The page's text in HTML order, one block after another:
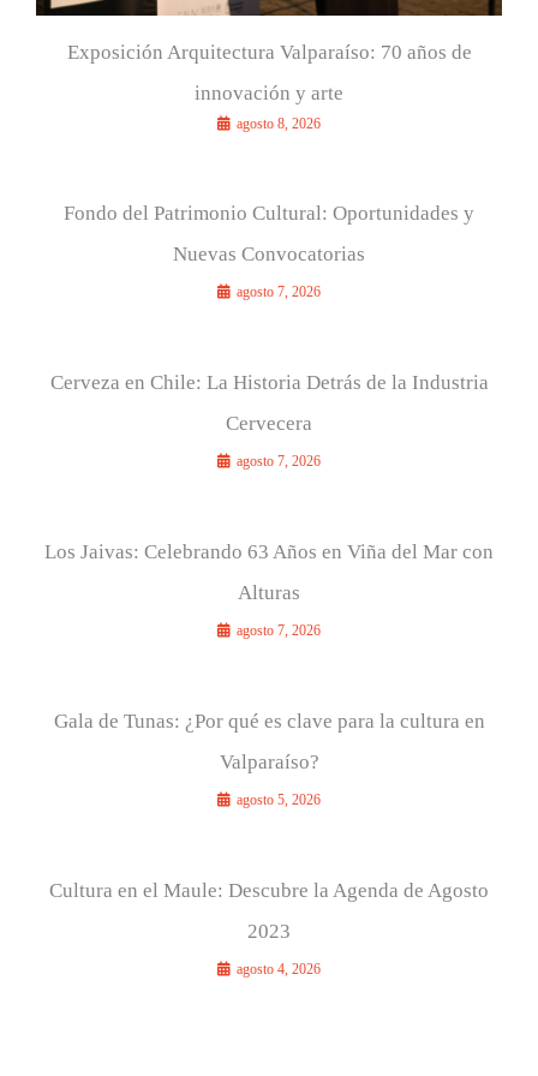
Exposición Arquitectura Valparaíso: 70 años de
innovación y arte
agosto 8, 2026
Fondo del Patrimonio Cultural: Oportunidades y
Nuevas Convocatorias
agosto 7, 2026
Cerveza en Chile: La Historia Detrás de la Industria
Cervecera
agosto 7, 2026
Los Jaivas: Celebrando 63 Años en Viña del Mar con
Alturas
agosto 7, 2026
Gala de Tunas: ¿Por qué es clave para la cultura en
Valparaíso?
agosto 5, 2026
Cultura en el Maule: Descubre la Agenda de Agosto
2023
agosto 4, 2026